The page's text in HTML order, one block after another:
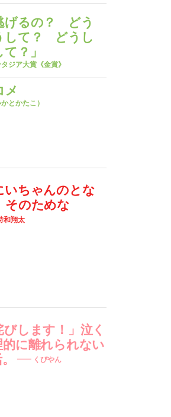
げるの？ どう
して？ どうし
？」
ジア大賞《金賞》
メ
とかたこ）
いちゃんのとな
そのためな
和翔太
びします！」泣く
的に離れられない
くぴやん